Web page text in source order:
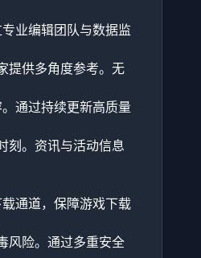
业编辑团队与数据监
提供多角度参考。无
通过持续更新高质量
刻。资讯与活动信息
通道，保障游戏下载
风险。通过多重安全